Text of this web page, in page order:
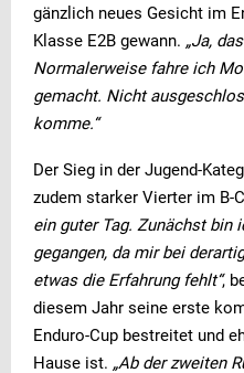
gänzlich neues Gesicht im
Klasse E2B gewann. „Ja,
Normalerweise fahre ich
gemacht. Nicht
komme.“
Der Sieg in der Jugend-
zudem starker Vierter im B-
ein guter Tag. Zunächst bin
gegangen, da mir bei
etwas die Erfahrung fehlt“,
diesem Jahr seine erste
Enduro-Cup bestreitet und
Hause ist. „Ab der zweiten